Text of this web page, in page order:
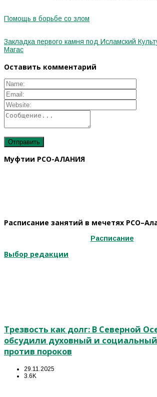
Помощь в борьбе со злом
Закладка первого камня под Исламский
Магас
Оставить комментарий
Муфтии РСО-АЛАНИЯ
Расписание занятий в мечетях
Расписание
Выбор редакции
Трезвость как долг: В Северной
обсудили духовный и
против пороков
29.11.2025
3.6K